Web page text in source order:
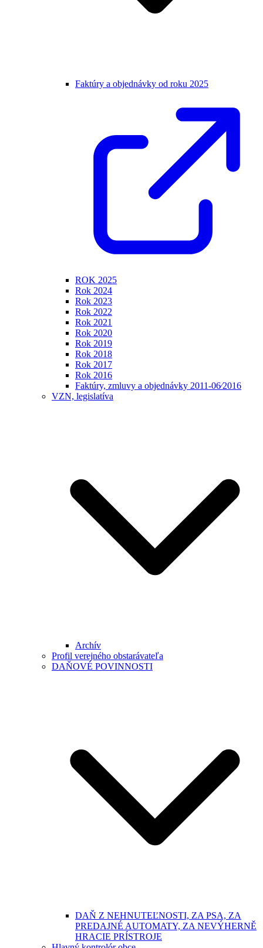
Faktúry a objednávky od roku 2025
ROK 2025
Rok 2024
Rok 2023
Rok 2022
Rok 2021
Rok 2020
Rok 2019
Rok 2018
Rok 2017
Rok 2016
Faktúry, zmluvy a objednávky 2011-06⁄2016
VZN, legislatíva
Archív
Profil verejného obstarávateľa
DAŇOVÉ POVINNOSTI
DAŇ Z NEHNUTEĽNOSTI, ZA PSA, ZA
PREDAJNÉ AUTOMATY, ZA NEVÝHERNĚ
HRACIE PRÍSTROJE